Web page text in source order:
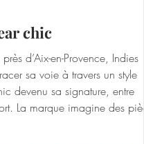
chic
d’Aix-en-Provence, Indies
sa voie à travers un style
devenu sa signature, entre
La marque imagine des